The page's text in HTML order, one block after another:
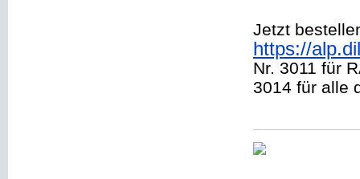
Jetzt
https://
Nr. 3011 für
3014 für alle